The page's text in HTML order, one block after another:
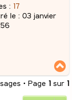
a
c
e
b
: 17
le : 03 janvier
t
• Page 1sur 1